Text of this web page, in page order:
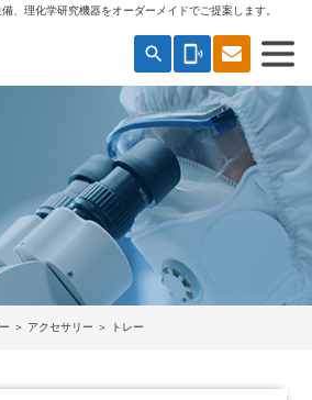
、理化学研究機器をオーダーメイドでご提案します。
search phonelink_ring
＞ アクセサリー ＞ トレー